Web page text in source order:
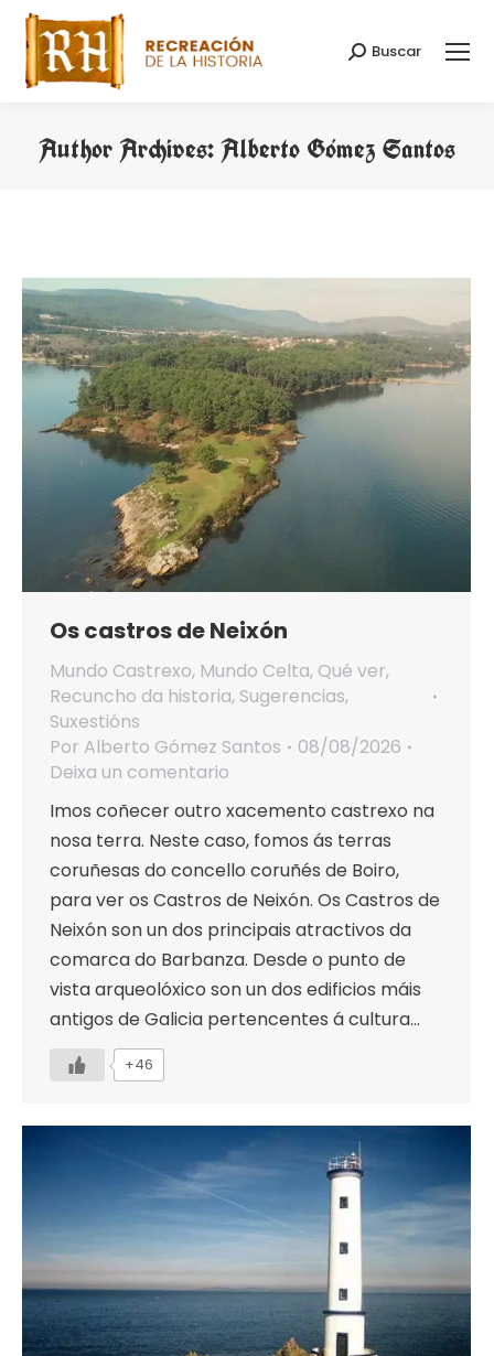
Search:
Buscar
Author Archives:Alberto Gómez Santos
Os castros de Neixón
Mundo Castrexo, Mundo Celta, Qué ver,
Recuncho da historia, Sugerencias,
Suxestións
Por Alberto Gómez Santos
08/08/2026
Deixa un comentario
Imos coñecer outro xacemento castrexo na
nosa terra. Neste caso, fomos ás terras
coruñesas do concello coruñés de Boiro,
para ver os Castros de Neixón. Os Castros de
Neixón son un dos principais atractivos da
comarca do Barbanza. Desde o punto de
vista arqueolóxico son un dos edificios máis
antigos de Galicia pertencentes á cultura…
+46